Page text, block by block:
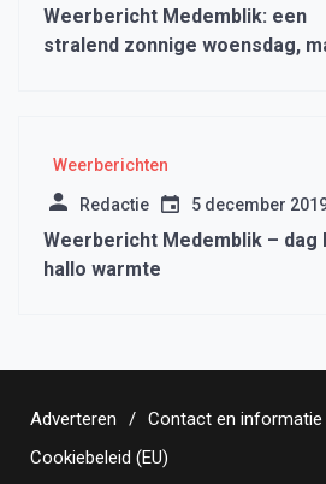
Weerbericht Medemblik: een
stralend zonnige woensdag,
Weerberichten
Redactie 5 december
Weerbericht Medemblik – dag
hallo warmte
Adverteren Contact en informatie
Cookiebeleid (EU)